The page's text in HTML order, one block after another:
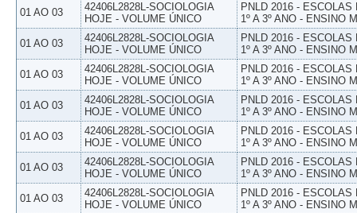
01 AO 03
42406L2828L-SOCIOLOGIA
HOJE - VOLUME ÚNICO
PNLD 2016 -
1º A 3º ANO - ENSINO
01 AO 03
42406L2828L-SOCIOLOGIA
HOJE - VOLUME ÚNICO
PNLD 2016 -
1º A 3º ANO - ENSINO
01 AO 03
42406L2828L-SOCIOLOGIA
HOJE - VOLUME ÚNICO
PNLD 2016 -
1º A 3º ANO - ENSINO
01 AO 03
42406L2828L-SOCIOLOGIA
HOJE - VOLUME ÚNICO
PNLD 2016 -
1º A 3º ANO - ENSINO
01 AO 03
42406L2828L-SOCIOLOGIA
HOJE - VOLUME ÚNICO
PNLD 2016 -
1º A 3º ANO - ENSINO
01 AO 03
42406L2828L-SOCIOLOGIA
HOJE - VOLUME ÚNICO
PNLD 2016 -
1º A 3º ANO - ENSINO
01 AO 03
42406L2828L-SOCIOLOGIA
HOJE - VOLUME ÚNICO
PNLD 2016 -
1º A 3º ANO - ENSINO